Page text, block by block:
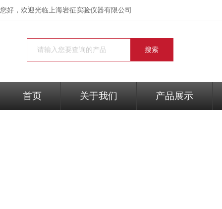
您好，欢迎光临上海岩征实验仪器有限公司
首页 关于我们 产品展示